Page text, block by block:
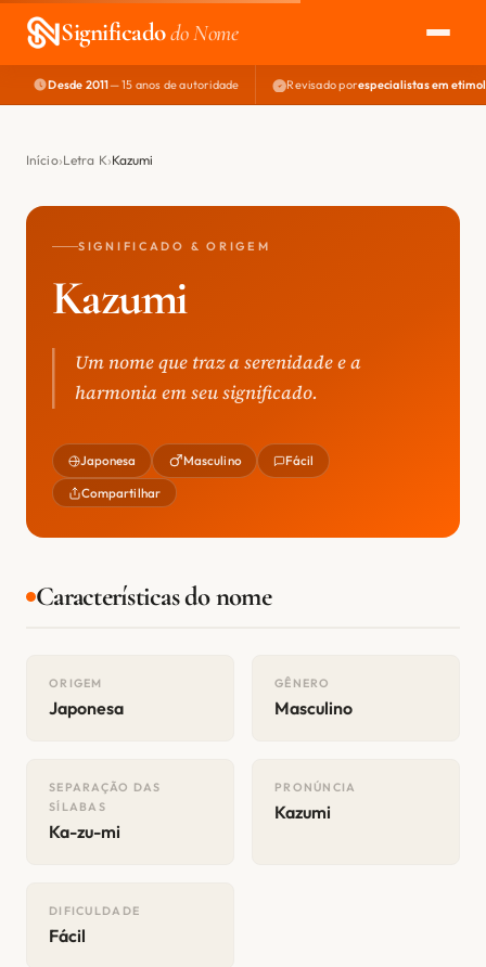
Significadodo Nome
EXPLORAR
NOME PERFEITO
Desde 2011— 15 anos de autoridade Revisado porespecialistas em
Início Letra K Kazumi
SIGNIFICADO & ORIGEM
Kazumi
Um nome que traz a serenidade e a
harmonia em seu significado.
Japonesa Masculino Fácil
Compartilhar
Características do nome
ORIGEM
Japonesa
GÊNERO
Masculino
SEPARAÇÃO DAS
SÍLABAS
Ka-zu-mi
PRONÚNCIA
Kazumi
DIFICULDADE
Fácil